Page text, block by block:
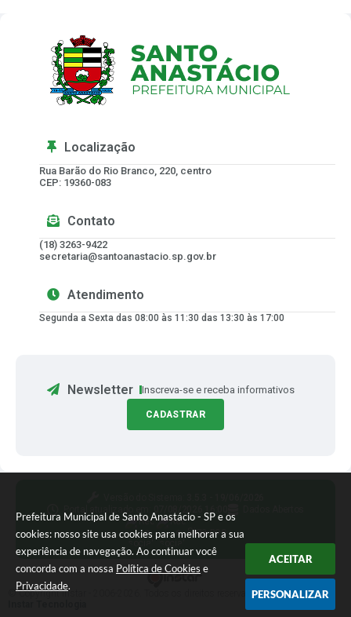
Prefeitura Municipal de Santo Anastácio - SP e os
cookies: nosso site usa cookies para melhorar a sua
experiência de navegação. Ao continuar você
concorda com a nossa Política de Cookies e
Privacidade.
ACEITAR
PERSONALIZAR
Localização
Rua Barão do Rio Branco, 220, centro
CEP: 19360-083
Contato
(18) 3263-9422
secretaria@santoanastacio.sp.gov.br
Atendimento
Segunda a Sexta das 08:00 às 11:30 das 13:30 às 17:00
Newsletter Inscreva-se e receba informativos
CADASTRAR
Siga-nos
© Copyright Instar - 2006-2026. Todos os direitos reservados -